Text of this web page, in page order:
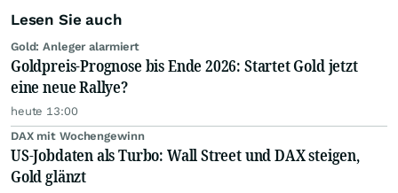
Lesen Sie auch
Gold: Anleger alarmiert
Goldpreis-Prognose bis Ende 2026: Startet Gold jetzt
eine neue Rallye?
heute 13:00
DAX mit Wochengewinn
US-Jobdaten als Turbo: Wall Street und DAX steigen,
Gold glänzt